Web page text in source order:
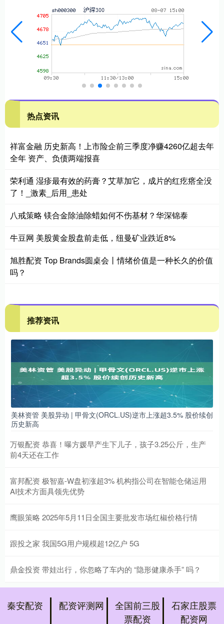
热点资讯
祥富金融 历史新高！上市险企前三季度净赚4260亿超去年
全年 资产、负债两端报喜
荣利通 湿疹最有效的药膏？艾草加它，成片的红疙瘩全没
了！_激素_后用_患处
八戒策略 镁合金除油除蜡如何不伤基材？华深锦泰
牛豆网 美股黄金股盘前走低，纽曼矿业跌近8%
旭胜配资 Top Brands圆桌会丨情绪价值是一种长久的价值
吗？
推荐资讯
美林资管 美股异动 | 甲骨文(ORCL.US)逆市上涨超3.5% 股价续创
历史新高
万银配资 恭喜！曝方媛早产生下儿子，孩子3.25公斤，生产
前4天还在工作
富邦配资 极智嘉-W盘初涨超3% 机构指公司在智能仓储运用
AI技术方面具领先优势
鹰眼策略 2025年5月11日全国主要批发市场红椒价格行情
跟投之家 我国5G用户规模超12亿户 5G
鼎金投资 带娃出行，你忽略了车内的 “隐形健康杀手” 吗？
秦安配资 配资评测网
全国前三股
票配资
石家庄股票
配资网